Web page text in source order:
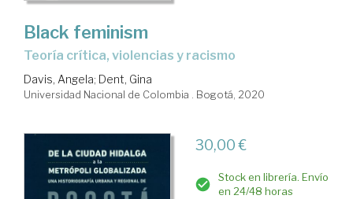
Black feminism
teoría crítica, violencias y racismo
Davis, Angela; Dent, Gina
Universidad Nacional de Colombia . Bogotá, 2020
30,00 €
Stock en librería. Envío
en 24/48 horas